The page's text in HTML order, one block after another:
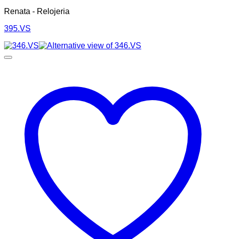
Renata - Relojeria
395.VS